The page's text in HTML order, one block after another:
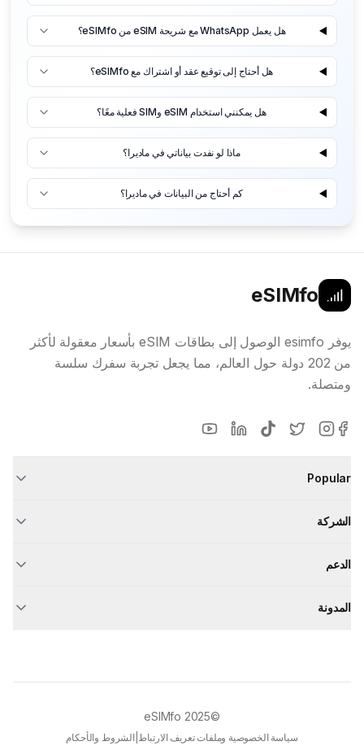
هل يعمل WhatsApp مع شريحة eSIM من eSIMfo؟
هل أحتاج إلى توقيع عقد أو اشتراك مع eSIMfo؟
هل يمكنني استخدام eSIM وSIM فعلية معًا؟
ماذا لو نفدت بياناتي في ماديرا؟
كم أحتاج من البيانات في ماديرا؟
eSIMfo
يوفر esimfo الوصول إلى بطاقات eSIM بأسعار معقولة لأكثر
من 202 دولة حول العالم، مما يجعل تجربة سفرك سلسة
ومتصلة.
Popular
الشركة
الدعم
المدونة
©2025
eSIMfo
سياسة الخصوصية وملفات تعريف الارتباط |الشروط والأحكام